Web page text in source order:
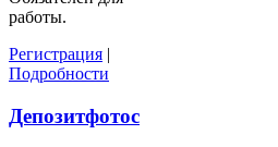
работы.
Регистрация |
Подробности
Депозитфотос